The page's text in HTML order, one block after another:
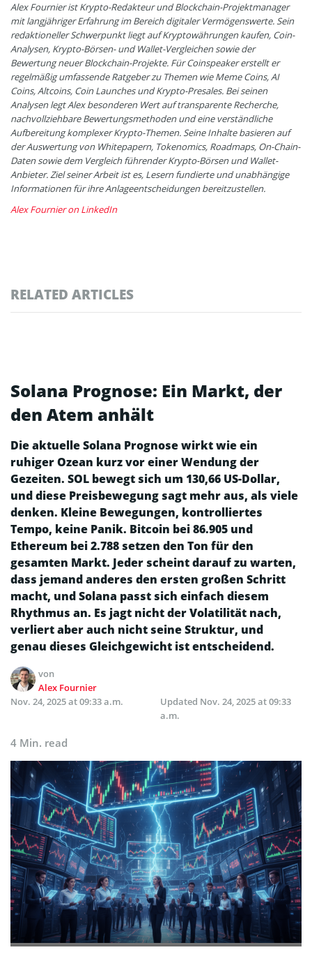
Alex Fournier ist Krypto-Redakteur und Blockchain-Projektmanager
mit langjähriger Erfahrung im Bereich digitaler Vermögenswerte. Sein
redaktioneller Schwerpunkt liegt auf Kryptowährungen kaufen, Coin-
Analysen, Krypto-Börsen- und Wallet-Vergleichen sowie der
Bewertung neuer Blockchain-Projekte. Für Coinspeaker erstellt er
regelmäßig umfassende Ratgeber zu Themen wie Meme Coins, AI
Coins, Altcoins, Coin Launches und Krypto-Presales. Bei seinen
Analysen legt Alex besonderen Wert auf transparente Recherche,
nachvollziehbare Bewertungsmethoden und eine verständliche
Aufbereitung komplexer Krypto-Themen. Seine Inhalte basieren auf
der Auswertung von Whitepapern, Tokenomics, Roadmaps, On-Chain-
Daten sowie dem Vergleich führender Krypto-Börsen und Wallet-
Anbieter. Ziel seiner Arbeit ist es, Lesern fundierte und unabhängige
Informationen für ihre Anlageentscheidungen bereitzustellen.
Alex Fournier on LinkedIn
RELATED ARTICLES
Solana Prognose: Ein Markt, der
den Atem anhält
Die aktuelle Solana Prognose wirkt wie ein
ruhiger Ozean kurz vor einer Wendung der
Gezeiten. SOL bewegt sich um 130,66 US-Dollar,
und diese Preisbewegung sagt mehr aus, als viele
denken. Kleine Bewegungen, kontrolliertes
Tempo, keine Panik. Bitcoin bei 86.905 und
Ethereum bei 2.788 setzen den Ton für den
gesamten Markt. Jeder scheint darauf zu warten,
dass jemand anderes den ersten großen Schritt
macht, und Solana passt sich einfach diesem
Rhythmus an. Es jagt nicht der Volatilität nach,
verliert aber auch nicht seine Struktur, und
genau dieses Gleichgewicht ist entscheidend.
von
Alex Fournier
Nov. 24, 2025 at 09:33 a.m.
Updated Nov. 24, 2025 at 09:33
a.m.
4 Min. read